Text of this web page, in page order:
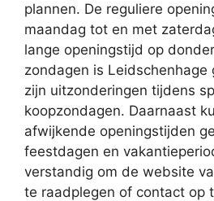
plannen. De reguliere
maandag tot en met
lange openingstijd op
zondagen is Leidschenhage
zijn uitzonderingen tijdens
koopzondagen. Daarnaast
afwijkende openingstijden
feestdagen en
verstandig om de website
te raadplegen of contact op